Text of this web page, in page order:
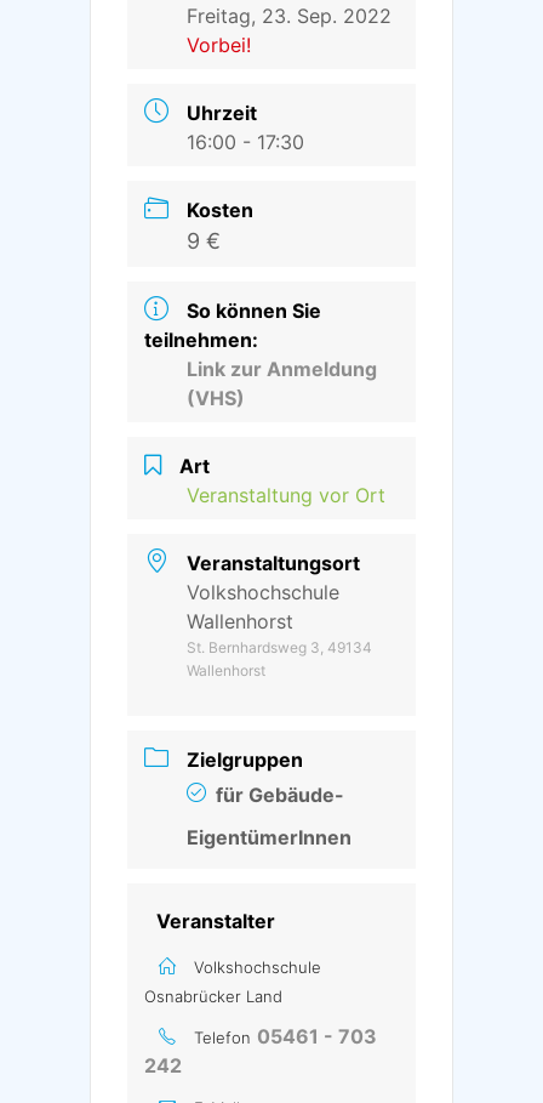
Freitag, 23. Sep. 2022
Vorbei!
Uhrzeit
16:00 - 17:30
Kosten
9 €
So können Sie
teilnehmen:
Link zur Anmeldung
(VHS)
Art
Veranstaltung vor Ort
Veranstaltungsort
Volkshochschule
Wallenhorst
St. Bernhardsweg 3, 49134
Wallenhorst
Zielgruppen
für Gebäude-
EigentümerInnen
Veranstalter
Volkshochschule
Osnabrücker Land
Telefon 05461 - 703
242